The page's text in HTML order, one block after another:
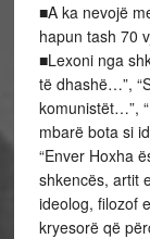
■A ka nevojë
hapun tash 70
■Lexoni nga
të dhashë…”,
komunistët…”,
mbarë bota si
“Enver Hoxha
shkencës, artit
ideolog, filozof
kryesorë që